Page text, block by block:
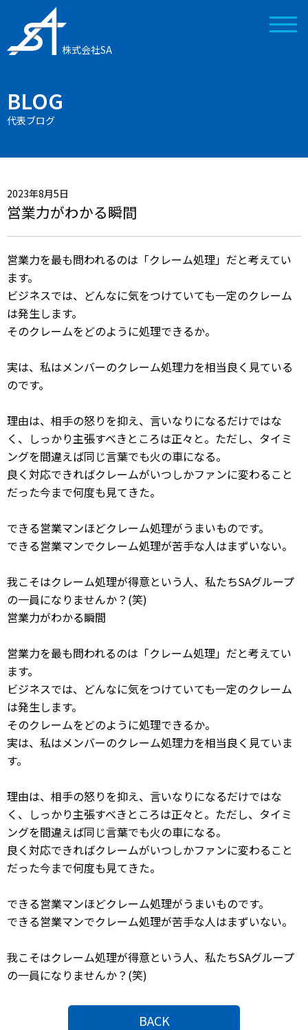
株式会社SA
BLOG
代表ブログ
2023年8月5日
営業力がわかる瞬間
営業力を最も問われるのは「クレーム処理」だと考えてい
ます。
ビジネスでは、どんなに気をつけていても一定のクレーム
は発生します。
そのクレームをどのように処理できるか。
実は、私はメンバーのクレーム処理力を相当良く見ている
のです。
理由は、相手の怒りを抑え、言いなりになるだけではな
く、しっかり主張すべきところは正々と。ただし、タイミ
ングを間違えば同じ言葉でも火の車になる。
良く対応できればクレームがいつしかファンに変わること
だった今まで何度も見てきた。
できる営業マンほどクレーム処理がうまいものです。
できる営業マンでクレーム処理が苦手な人はまずいない。
我こそはクレーム処理が得意という人、私たちSAグループ
の一員になりませんか？(笑)
営業力がわかる瞬間
営業力を最も問われるのは「クレーム処理」だと考えてい
ます。
ビジネスでは、どんなに気をつけていても一定のクレーム
は発生します。
そのクレームをどのように処理できるか。
実は、私はメンバーのクレーム処理力を相当良く見ていま
す。
理由は、相手の怒りを抑え、言いなりになるだけではな
く、しっかり主張すべきところは正々と。ただし、タイミ
ングを間違えば同じ言葉でも火の車になる。
良く対応できればクレームがいつしかファンに変わること
だった今まで何度も見てきた。
できる営業マンほどクレーム処理がうまいものです。
できる営業マンでクレーム処理が苦手な人はまずいない。
我こそはクレーム処理が得意という人、私たちSAグループ
の一員になりませんか？(笑)
BACK